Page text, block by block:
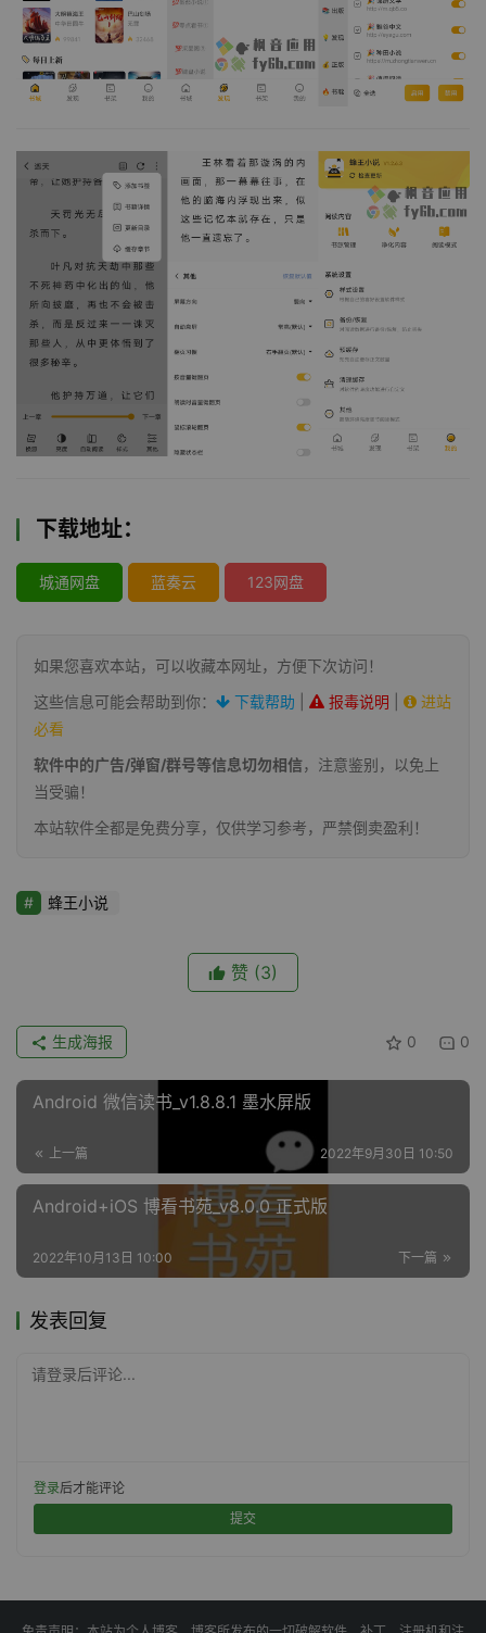
下载地址：
城通网盘 蓝奏云 123网盘
如果您喜欢本站，可以收藏本网址，方便下次访问！
这些信息可能会帮助到你：
下载帮助 报毒说明
进站
必看
软件中的广告/弹窗/群号等信息切勿相信，注意鉴别，以免上
当受骗！
本站软件全都是免费分享，仅供学习参考，严禁倒卖盈利！
蜂王小说
赞 (3)
0 0
生成海报
Android 微信读书_v1.8.8.1 墨水屏版
上一篇 2022年9月30日 10:50
Android+iOS 博看书苑_v8.0.0 正式版
下一篇
2022年10月13日 10:00
发表回复
请登录后评论...
登录后才能评论
提交